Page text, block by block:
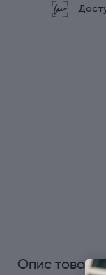
Опис товару